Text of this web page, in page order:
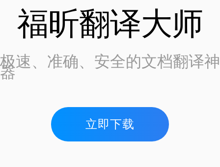
福昕翻译大师
极速、准确、安全的文档翻译神
器
立即下载